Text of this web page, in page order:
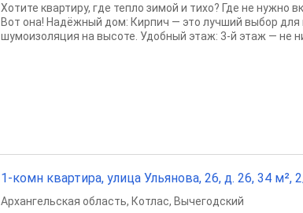
Хотите квартиру, где тепло зимой и тихо? Где не нужно
Вот она! Надёжный дом: Кирпич — это лучший выбор для
шумоизоляция на высоте. Удобный этаж: 3-й этаж — не
1-комн квартира, улица Ульянова, 26, д. 26, 34 м²,
Архангельская область, Котлас, Вычегодский